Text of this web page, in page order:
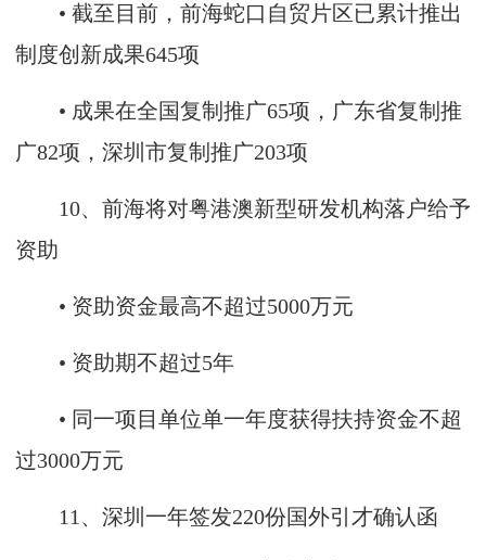
• 截至目前，前海蛇口自贸片区已累计推出
制度创新成果645项
• 成果在全国复制推广65项，广东省复制推
广82项，深圳市复制推广203项
10、前海将对粤港澳新型研发机构落户给予
资助
• 资助资金最高不超过5000万元
• 资助期不超过5年
• 同一项目单位单一年度获得扶持资金不超
过3000万元
11、深圳一年签发220份国外引才确认函